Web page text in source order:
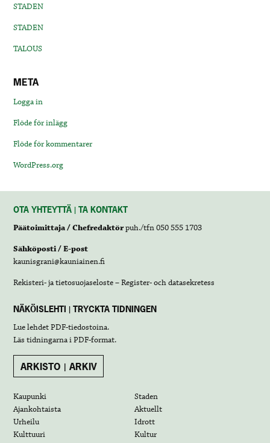
STADEN
STADEN
TALOUS
META
Logga in
Flöde för inlägg
Flöde för kommentarer
WordPress.org
OTA YHTEYTTÄ | TA KONTAKT
Päätoimittaja / Chefredaktörpuh./tfn 050 555 1703
Sähköposti / E-post
kaunisgrani@kauniainen.fi
Rekisteri- ja tietosuojaseloste – Register- och datasekretess
NÄKÖISLEHTI | TRYCKTA TIDNINGEN
Lue lehdetPDF-tiedostoina.
Läs tidningarna iPDF-format.
ARKISTO | ARKIV
Kaupunki
Staden
Ajankohtaista
Aktuellt
Urheilu
Idrott
Kulttuuri
Kultur